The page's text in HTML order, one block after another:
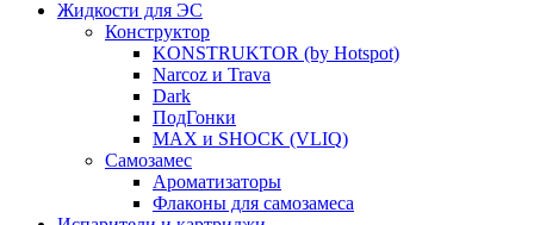
Жидкости для ЭС
Конструктор
KONSTRUKTOR (by Hotspot)
Narcoz и Trava
Dark
ПодГонки
MAX и SHOCK (VLIQ)
Самозамес
Ароматизаторы
Флаконы для самозамеса